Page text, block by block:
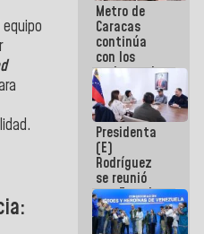
Metro de
Caracas
continúa
con los
trabajos de
mantenimiento
e inspección
en la Línea 2
Presidenta
(E)
Rodríguez
se reunió
con Estado
Mayor
Eléctrico